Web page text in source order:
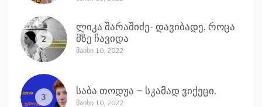
2
ლიკა შარაშიძე- დავიბადე, როცა
მზე ჩავიდა
Მაისი 10, 2022
3 საბა თოდუა – სკამად ვიქეცი.
Მაისი 10, 2022